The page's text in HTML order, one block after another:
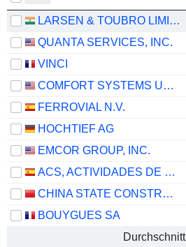
LARSEN & TOUBRO LIMITED
QUANTA SERVICES, INC.
VINCI
COMFORT SYSTEMS USA, INC.
FERROVIAL N.V.
HOCHTIEF AG
EMCOR GROUP, INC.
ACS, ACTIVIDADES DE CONSTRUCCIÓN Y SERVICIOS, S.A.
CHINA STATE CONSTRUCTION ENGINEERING CORPORATION LIMITED
BOUYGUES SA
Durchschnitt